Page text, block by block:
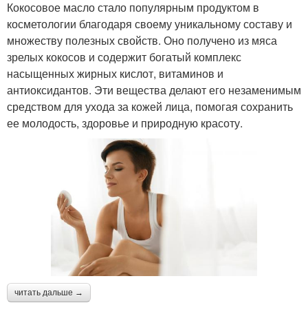
Кокосовое масло стало популярным продуктом в
косметологии благодаря своему уникальному составу и
множеству полезных свойств. Оно получено из мяса
зрелых кокосов и содержит богатый комплекс
насыщенных жирных кислот, витаминов и
антиоксидантов. Эти вещества делают его незаменимым
средством для ухода за кожей лица, помогая сохранить
ее молодость, здоровье и природную красоту.
читать дальше →